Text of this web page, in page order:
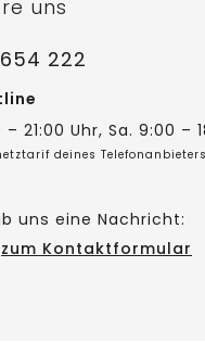
uns
222
21:00 Uhr, Sa. 9:00 –
deines
uns eine Nachricht:
zum Kontaktformular